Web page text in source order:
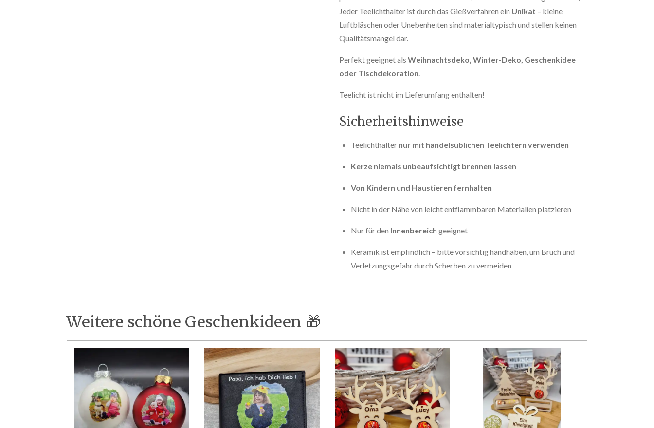
Jeder Teelichthalter ist durch das Gießverfahren ein Unikat – kleine
Luftbläschen oder Unebenheiten sind materialtypisch und stellen keinen
Qualitätsmangel dar.
Perfekt geeignet als Weihnachtsdeko, Winter-Deko, Geschenkidee
oder Tischdekoration
Teelicht ist nicht im Lieferumfang enthalten!
Sicherheitshinweise
Teelichthalter nur mit handelsüblichen Teelichtern verwenden
Kerze niemals unbeaufsichtigt brennen lassen
Von Kindern und Haustieren fernhalten
Nicht in der Nähe von leicht entflammbaren Materialien platzieren
Nur für den Innenbereich geeignet
Keramik ist empfindlich – bitte vorsichtig handhaben, um Bruch und
Verletzungsgefahr durch Scherben zu vermeiden
Weitere schöne Geschenkideen 🎁